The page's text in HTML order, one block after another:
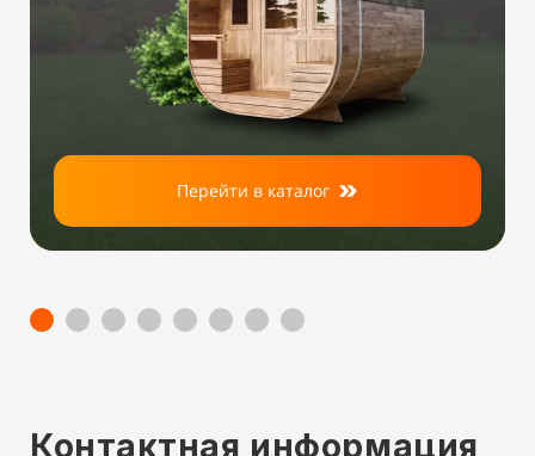
Перейти в каталог
Контактная информация